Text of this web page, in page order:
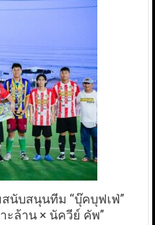
นับสนุนทีม “บุ๊คบุฟเฟ่”
ะล้าน × นัควีย์ คัพ”